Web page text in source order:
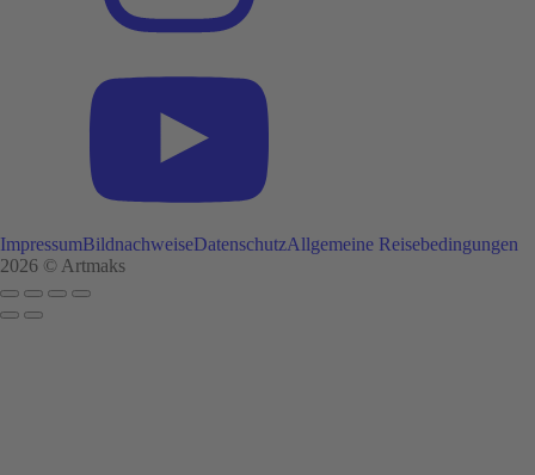
ImpressumBildnachweiseDatenschutzAllgemeine Reisebedingungen
2026 © Artmaks